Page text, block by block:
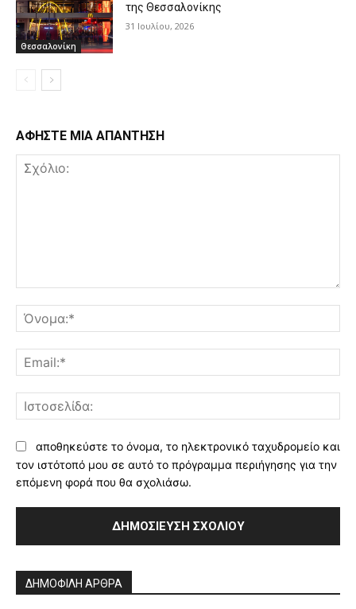
Θεσσαλονίκη
της Θεσσαλονίκης
31 Ιουλίου, 2026
ΑΦΗΣΤΕ ΜΙΑ ΑΠΑΝΤΗΣΗ
αποθηκεύστε το όνομα, το ηλεκτρονικό ταχυδρομείο και
τον ιστότοπό μου σε αυτό το πρόγραμμα περιήγησης για την
επόμενη φορά που θα σχολιάσω.
ΔΗΜΟΦΙΛΗ ΑΡΘΡΑ